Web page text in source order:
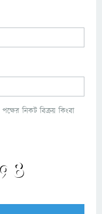
নিকট বিক্রয় কিংবা